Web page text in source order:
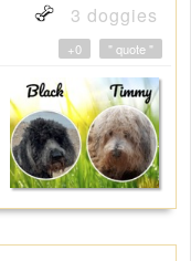
3 doggies
" quote "
+0